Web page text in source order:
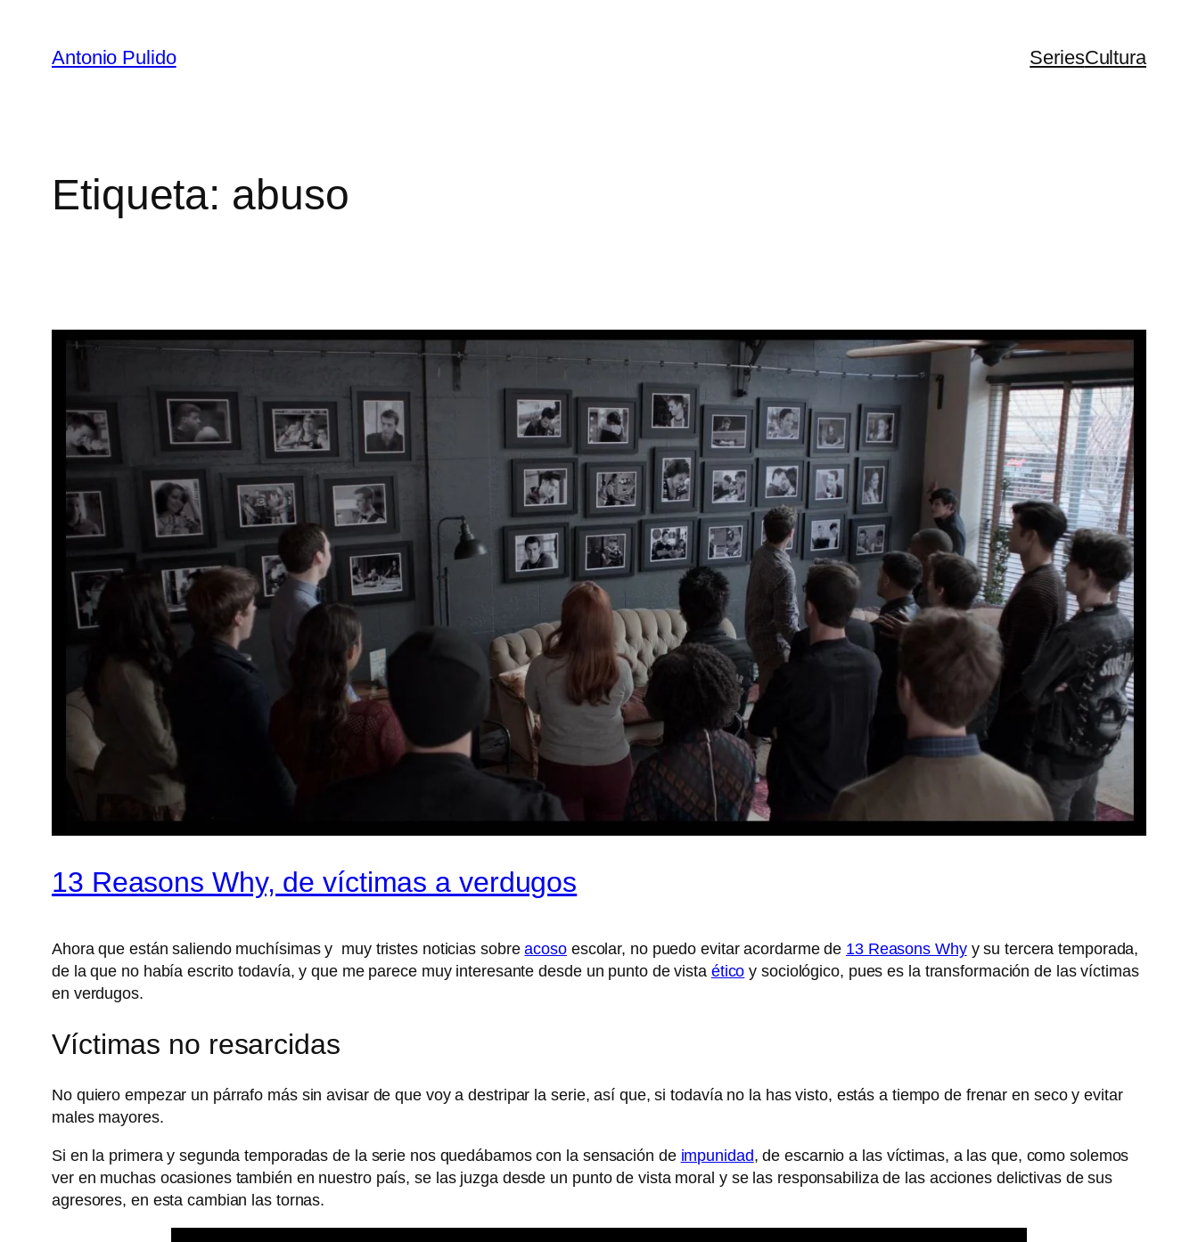
Antonio Pulido SeriesCultura
Etiqueta: abuso
13 Reasons Why, de víctimas a verdugos
Ahora que están saliendo muchísimas y muy tristes noticias sobreacosoescolar, no puedo evitar acordarme de 13 Reasons Whyy su tercera temporada,
de la que no había escrito todavía, y que me parece muy interesante desde un punto de vista ético y sociológico, pues es la transformación de las víctimas
en verdugos.
Víctimas no resarcidas
No quiero empezar un párrafo más sin avisar de que voy a destripar la serie, así que, si todavía no la has visto, estás a tiempo de frenar en seco y evitar
males mayores.
Si en la primera y segunda temporadas de la serie nos quedábamos con la sensación de impunidad, de escarnio a las víctimas, a las que, como solemos
ver en muchas ocasiones también en nuestro país, se las juzga desde un punto de vista moral y se las responsabiliza de las acciones delictivas de sus
agresores, en esta cambian las tornas.